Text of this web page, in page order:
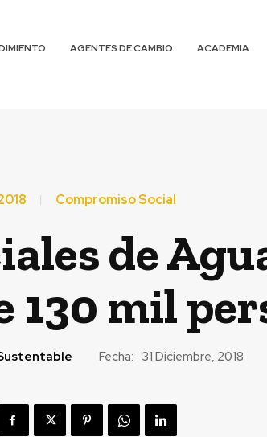
AGENTES DE CAMBIO ACADEMIA
Compromiso Social
de
130 mil
Fecha: 31 Diciembre, 2018